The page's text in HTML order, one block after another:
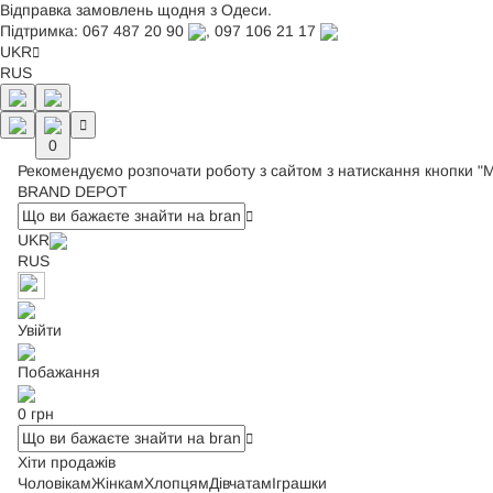
Відправка замовлень щодня з Одеси.
Підтримка: 067 487 20 90 , 097 106 21 17
UKR
RUS
0
Рекомендуємо розпочати роботу з сайтом з натискання кнопки
BRAND DEPOT
UKR
RUS
Увійти
Побажання
0 грн
Хіти продажів
ЧоловікамЖінкамХлопцямДівчатамІграшки